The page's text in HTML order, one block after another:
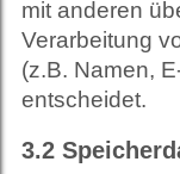
mit anderen
Verarbeitung
(z.B. Namen,
entscheidet.
3.2